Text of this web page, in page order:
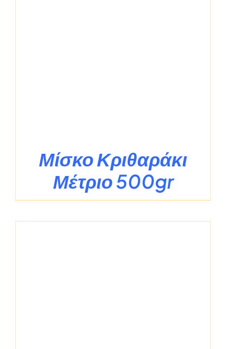
Μίσκο Κριθαράκι
Μέτριο 500gr